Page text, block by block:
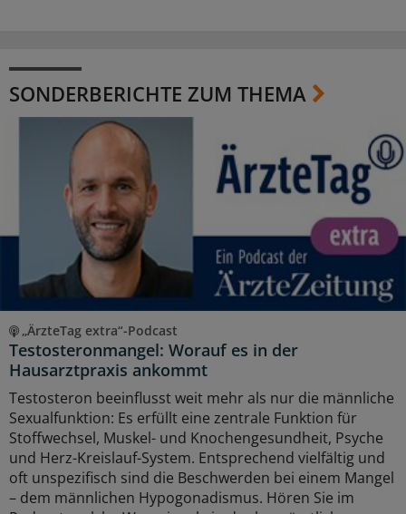
SONDERBERICHTE ZUM THEMA
„ÄrzteTag extra“-Podcast
Testosteronmangel: Worauf es in der
Hausarztpraxis ankommt
Testosteron beeinflusst weit mehr als nur die männliche
Sexualfunktion: Es erfüllt eine zentrale Funktion für
Stoffwechsel, Muskel- und Knochengesundheit, Psyche
und Herz-Kreislauf-System. Entsprechend vielfältig und
oft unspezifisch sind die Beschwerden bei einem Mangel
– dem männlichen Hypogonadismus. Hören Sie im